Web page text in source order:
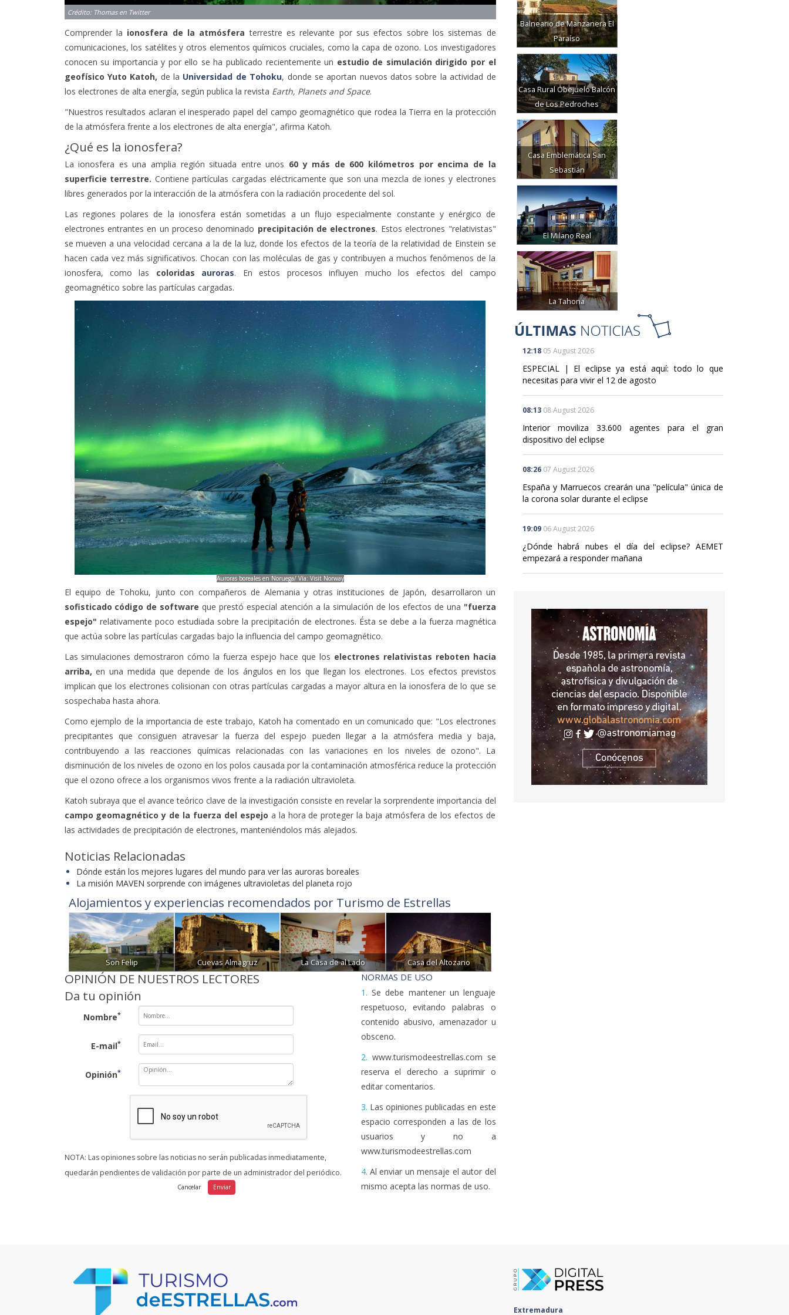
Crédito: Thomas en Twitter
Comprender la ionosfera de la atmósfera terrestre es relevante por sus efectos sobre los sistemas de
comunicaciones, los satélites y otros elementos químicos cruciales, como la capa de ozono. Los investigadores
conocen su importancia y por ello se ha publicado recientemente un estudio de simulación dirigido por el
geofísico Yuto Katoh, de la Universidad de Tohoku, donde se aportan nuevos datos sobre la actividad de
los electrones de alta energía, según publica la revista Earth, Planets and Space.
"Nuestros resultados aclaran el inesperado papel del campo geomagnético que rodea la Tierra en la protección
de la atmósfera frente a los electrones de alta energía", afirma Katoh.
¿Qué es la ionosfera?
La ionosfera es una amplia región situada entre unos 60 y más de 600 kilómetros por encima de la
superficie terrestre. Contiene partículas cargadas eléctricamente que son una mezcla de iones y electrones
libres generados por la interacción de la atmósfera con la radiación procedente del sol.
Las regiones polares de la ionosfera están sometidas a un flujo especialmente constante y enérgico de
electrones entrantes en un proceso denominado precipitación de electrones. Estos electrones "relativistas"
se mueven a una velocidad cercana a la de la luz, donde los efectos de la teoría de la relatividad de Einstein se
hacen cada vez más significativos. Chocan con las moléculas de gas y contribuyen a muchos fenómenos de la
ionosfera, como las coloridas auroras. En estos procesos influyen mucho los efectos del campo
geomagnético sobre las partículas cargadas.
Auroras boreales en Noruega/ Vía: Visit Norway
El equipo de Tohoku, junto con compañeros de Alemania y otras instituciones de Japón, desarrollaron un
sofisticado código de software que prestó especial atención a la simulación de los efectos de una "fuerza
espejo" relativamente poco estudiada sobre la precipitación de electrones. Ésta se debe a la fuerza magnética
que actúa sobre las partículas cargadas bajo la influencia del campo geomagnético.
Las simulaciones demostraron cómo la fuerza espejo hace que los electrones relativistas reboten hacia
arriba, en una medida que depende de los ángulos en los que llegan los electrones. Los efectos previstos
implican que los electrones colisionan con otras partículas cargadas a mayor altura en la ionosfera de lo que se
sospechaba hasta ahora.
Como ejemplo de la importancia de este trabajo, Katoh ha comentado en un comunicado que: "Los electrones
precipitantes que consiguen atravesar la fuerza del espejo pueden llegar a la atmósfera media y baja,
contribuyendo a las reacciones químicas relacionadas con las variaciones en los niveles de ozono". La
disminución de los niveles de ozono en los polos causada por la contaminación atmosférica reduce la protección
que el ozono ofrece a los organismos vivos frente a la radiación ultravioleta.
Katoh subraya que el avance teórico clave de la investigación consiste en revelar la sorprendente importancia del
campo geomagnético y de la fuerza del espejo a la hora de proteger la baja atmósfera de los efectos de
las actividades de precipitación de electrones, manteniéndolos más alejados.
Noticias Relacionadas
Dónde están los mejores lugares del mundo para ver las auroras boreales
La misión MAVEN sorprende con imágenes ultravioletas del planeta rojo
Alojamientos y experiencias recomendados por Turismo de Estrellas
Son Felip Cuevas Almagruz La Casa de al Lado Casa del Altozano
OPINIÓN DE NUESTROS LECTORES
Da tu opinión
Nombre*
E-mail*
Opinión*
NOTA: Las opiniones sobre las noticias no serán publicadas inmediatamente,
quedarán pendientes de validación por parte de un administrador del periódico.
NORMAS DE USO
1. Se debe mantener un lenguaje
respetuoso, evitando palabras o
contenido abusivo, amenazador u
obsceno.
2. www.turismodeestrellas.com se
reserva el derecho a suprimir o
editar comentarios.
3. Las opiniones publicadas en este
espacio corresponden a las de los
usuarios y no a
www.turismodeestrellas.com
4. Al enviar un mensaje el autor del
mismo acepta las normas de uso.
Balneario de Manzanera El
Paraíso
Casa Rural Obejuelo Balcón
de Los Pedroches
Casa Emblemática San
Sebastián
El Milano Real
La Tahona
12:18 05 August 2026
ESPECIAL | El eclipse ya está aquí: todo lo que
necesitas para vivir el 12 de agosto
08:13 08 August 2026
Interior moviliza 33.600 agentes para el gran
dispositivo del eclipse
08:26 07 August 2026
España y Marruecos crearán una "película" única de
la corona solar durante el eclipse
19:09 06 August 2026
¿Dónde habrá nubes el día del eclipse? AEMET
empezará a responder mañana
Extremadura